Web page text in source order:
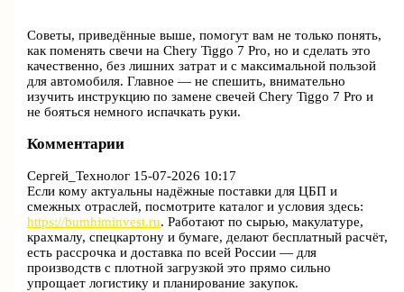
Советы, приведённые выше, помогут вам не только понять,
как поменять свечи на Chery Tiggo 7 Pro, но и сделать это
качественно, без лишних затрат и с максимальной пользой
для автомобиля. Главное — не спешить, внимательно
изучить инструкцию по замене свечей Chery Tiggo 7 Pro и
не бояться немного испачкать руки.
Комментарии
Сергей_Технолог 15-07-2026 10:17
Если кому актуальны надёжные поставки для ЦБП и
смежных отраслей, посмотрите каталог и условия здесь:
https://bumhiminvest.ru. Работают по сырью, макулатуре,
крахмалу, спецкартону и бумаге, делают бесплатный расчёт,
есть рассрочка и доставка по всей России — для
производств с плотной загрузкой это прямо сильно
упрощает логистику и планирование закупок.